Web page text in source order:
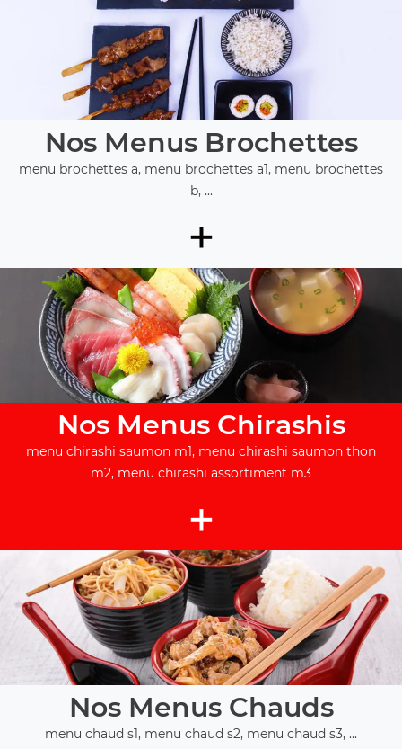
Nos Menus Brochettes
menu brochettes a, menu brochettes a1, menu brochettes
b, ...
+
Nos Menus Chirashis
menu chirashi saumon m1, menu chirashi saumon thon
m2, menu chirashi assortiment m3
+
Nos Menus Chauds
menu chaud s1, menu chaud s2, menu chaud s3, ...